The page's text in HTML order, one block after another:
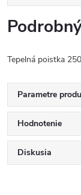
Tepelná poistka
Parametre
Hodnotenie
Diskusia